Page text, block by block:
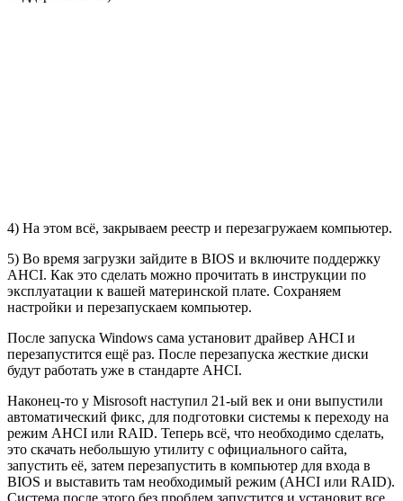
4) На этом всё, закрываем реестр и перезагружаем компьютер.
5) Во время загрузки зайдите в BIOS и включите поддержку
AHCI. Как это сделать можно прочитать в инструкции по
эксплуатации к вашей материнской плате. Сохраняем
настройки и перезапускаем компьютер.
После запуска Windows сама установит драйвер AHCI и
перезапустится ещё раз. После перезапуска жесткие диски
будут работать уже в стандарте AHCI.
Наконец-то у Misrosoft наступил 21-ый век и они выпустили
автоматический фикс, для подготовки системы к переходу на
режим AHCI или RAID. Теперь всё, что необходимо сделать,
это скачать небольшую утилиту с официального сайта,
запустить её, затем перезапустить в компьютер для входа в
BIOS и выставить там необходимый режим (AHCI или RAID).
Система после этого без проблем запустится и установит все